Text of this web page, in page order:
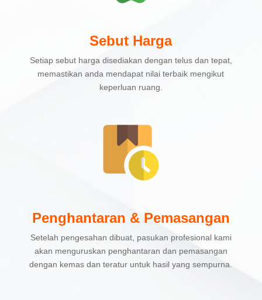
Sebut Harga
Setiap sebut harga disediakan dengan telus dan tepat,
memastikan anda mendapat nilai terbaik mengikut
keperluan ruang.
Penghantaran & Pemasangan
Setelah pengesahan dibuat, pasukan profesional kami
akan menguruskan penghantaran dan pemasangan
dengan kemas dan teratur untuk hasil yang sempurna.